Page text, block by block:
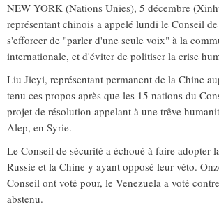
NEW YORK (Nations Unies), 5 décembre
représentant chinois a appelé lundi le Conseil
s'efforcer de "parler d'une seule voix" à la
internationale, et d'éviter de politiser la crise
Liu Jieyi, représentant permanent de la Chine
tenu ces propos après que les 15 nations du
projet de résolution appelant à une trêve
Alep, en Syrie.
Le Conseil de sécurité a échoué à faire adopter
Russie et la Chine y ayant opposé leur véto.
Conseil ont voté pour, le Venezuela a voté
abstenu.